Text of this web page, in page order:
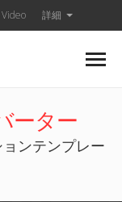
詳細
ーター
ンテンプレー